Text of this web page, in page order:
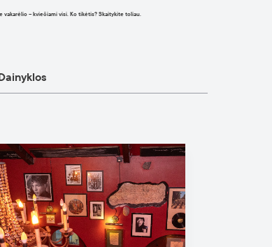
– kviečiami visi. Ko tikėtis? Skaitykite toliau.